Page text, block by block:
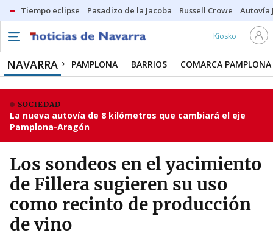
Tiempo eclipse Pasadizo de la Jacoba Russell Crowe Autovía
Kiosko
NAVARRA PAMPLONA BARRIOS COMARCA PAMPLONA
SOCIEDAD
La nueva autovía de 8 kilómetros que cambiará el eje
Pamplona-Aragón
Los sondeos en el yacimiento
de Fillera sugieren su uso
como recinto de producción
de vino